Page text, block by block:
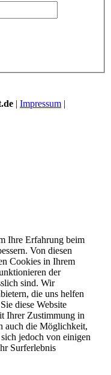
| Impressum |
Ihre Erfahrung beim
Von diesen
Cookies in Ihrem
der
sind. Wir
die uns helfen
diese Website
Ihrer Zustimmung in
auch die Möglichkeit,
jedoch von einigen
Surferlebnis